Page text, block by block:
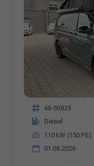
Fahrzeugnr. 48-50825
Kraftstoff
Diesel
Leistung
110 kW (150 PS)
01.08.2026